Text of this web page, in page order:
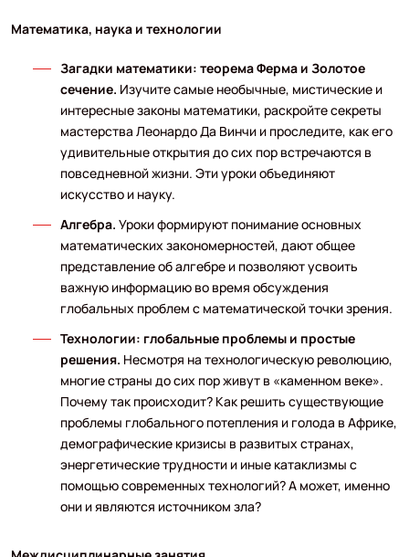
Математика, наука и технологии
Загадки математики: теорема Ферма и Золотое
сечение. Изучите самые необычные, мистические и
интересные законы математики, раскройте секреты
мастерства Леонардо Да Винчи и проследите, как его
удивительные открытия до сих пор встречаются в
повседневной жизни. Эти уроки объединяют
искусство и науку.
Алгебра. Уроки формируют понимание основных
математических закономерностей, дают общее
представление об алгебре и позволяют усвоить
важную информацию во время обсуждения
глобальных проблем с математической точки зрения.
Технологии: глобальные проблемы и простые
решения. Несмотря на технологическую революцию,
многие страны до сих пор живут в «каменном веке».
Почему так происходит? Как решить существующие
проблемы глобального потепления и голода в Африке,
демографические кризисы в развитых странах,
энергетические трудности и иные катаклизмы с
помощью современных технологий? А может, именно
они и являются источником зла?